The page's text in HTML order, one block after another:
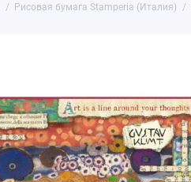
Рисовая бумага Stamperia (Италия)